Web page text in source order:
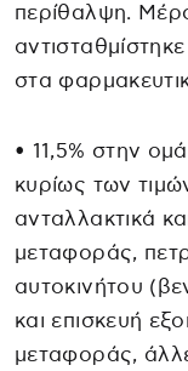
περίθαλψη.
στα
• 11,5% στην
κυρίως των
ανταλλακτικά
μεταφοράς,
αυτοκινήτου
και επισκευή
μεταφοράς,